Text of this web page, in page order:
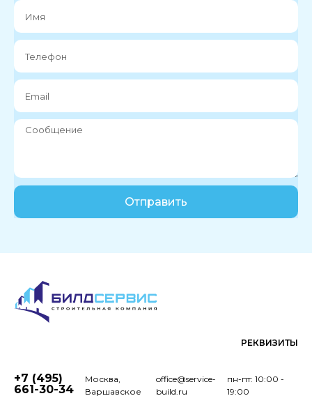
Отправить
РЕКВИЗИТЫ
+7 (495)
661-30-34
Москва,
Варшавское
пн-пт: 10:00 -
19:00
office@service-
build.ru